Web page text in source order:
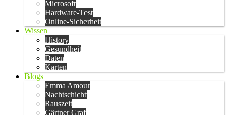
Microsoft
Hardware-Test
Online-Sicherheit
Wissen
History
Gesundheit
Daten
Karten
Blogs
Emma Amour
Nachtschicht
Rauszeit
Gärtner Graf